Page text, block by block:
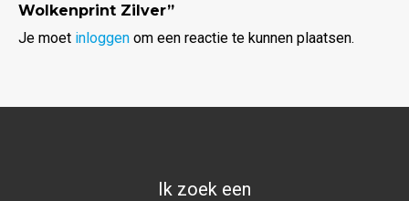
Wolkenprint Zilver”
Je moet inloggen om een reactie te kunnen plaatsen.
Ik zoek een